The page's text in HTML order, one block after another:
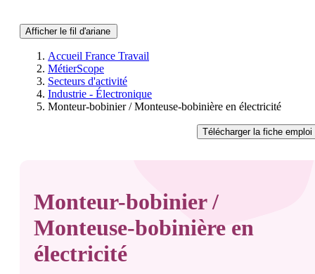
Afficher le fil d'ariane
Accueil France Travail
MétierScope
Secteurs d'activité
Industrie - Électronique
Monteur-bobinier / Monteuse-bobinière en électricité
Télécharger la fiche emploi
Monteur-bobinier /
Monteuse-bobinière en
électricité